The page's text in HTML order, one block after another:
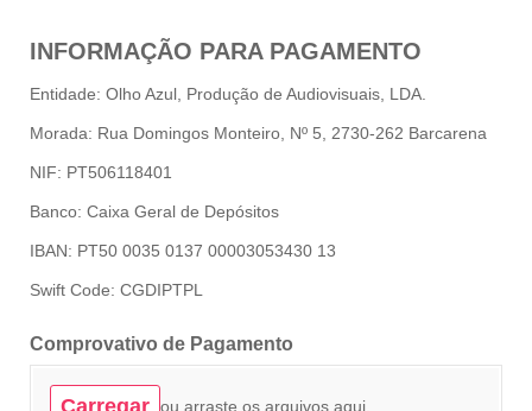
INFORMAÇÃO PARA PAGAMENTO
Entidade: Olho Azul, Produção de Audiovisuais, LDA.
Morada: Rua Domingos Monteiro, Nº 5, 2730-262 Barcarena
NIF: PT506118401
Banco: Caixa Geral de Depósitos
IBAN: PT50 0035 0137 00003053430 13
Swift Code: CGDIPTPL
Comprovativo de Pagamento
Carregar ou arraste os arquivos aqui.